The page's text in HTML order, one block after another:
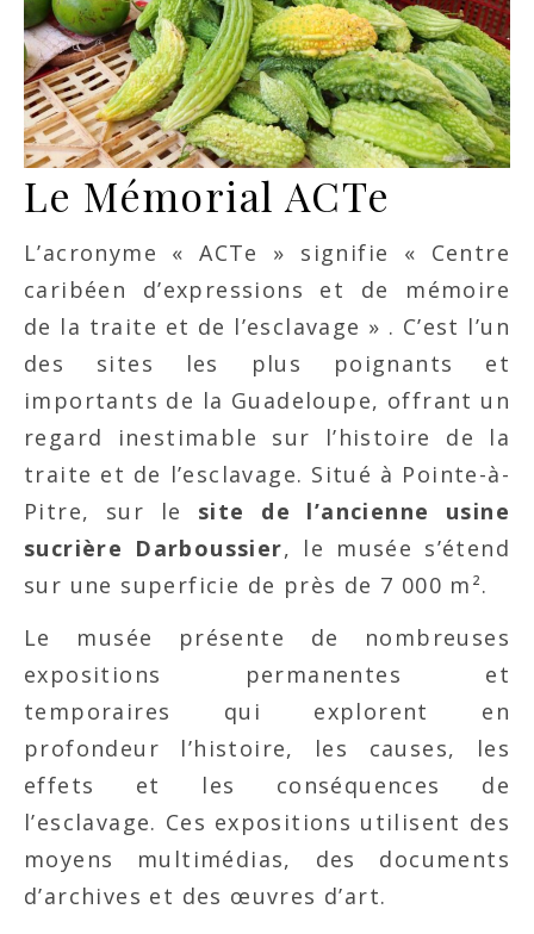
Le Mémorial ACTe
L’acronyme « ACTe » signifie « Centre
caribéen d’expressions et de mémoire
de la traite et de l’esclavage » . C’est l’un
des sites les plus poignants et
importants de la Guadeloupe, offrant un
regard inestimable sur l’histoire de la
traite et de l’esclavage. Situé à Pointe-à-
Pitre, sur le site de l’ancienne usine
sucrière Darboussier, le musée s’étend
sur une superficie de près de 7 000 m².
Le musée présente de nombreuses
expositions permanentes et
temporaires qui explorent en
profondeur l’histoire, les causes, les
effets et les conséquences de
l’esclavage. Ces expositions utilisent des
moyens multimédias, des documents
d’archives et des œuvres d’art.